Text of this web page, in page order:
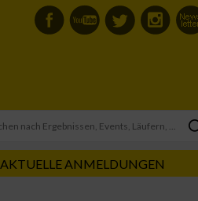
AKTUELLE ANMELDUNGEN